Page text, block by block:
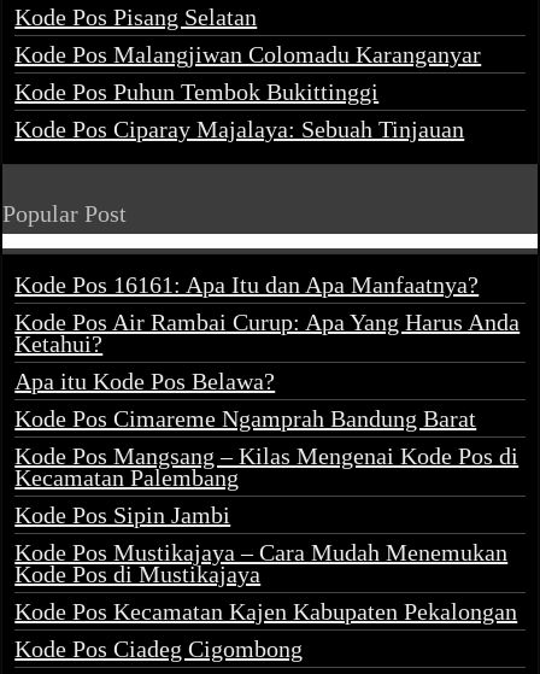
Kode Pos Pisang Selatan
Kode Pos Malangjiwan Colomadu Karanganyar
Kode Pos Puhun Tembok Bukittinggi
Kode Pos Ciparay Majalaya: Sebuah Tinjauan
Popular Post
Kode Pos 16161: Apa Itu dan Apa Manfaatnya?
Kode Pos Air Rambai Curup: Apa Yang Harus Anda
Ketahui?
Apa itu Kode Pos Belawa?
Kode Pos Cimareme Ngamprah Bandung Barat
Kode Pos Mangsang – Kilas Mengenai Kode Pos di
Kecamatan Palembang
Kode Pos Sipin Jambi
Kode Pos Mustikajaya – Cara Mudah Menemukan
Kode Pos di Mustikajaya
Kode Pos Kecamatan Kajen Kabupaten Pekalongan
Kode Pos Ciadeg Cigombong